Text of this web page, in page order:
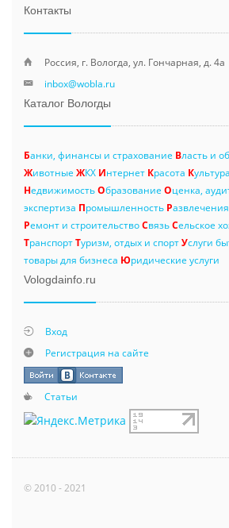
Контакты
Россия, г. Вологда, ул. Гончарная, д. 4а
inbox@wobla.ru
Каталог Вологды
Банки, финансы и страхование Власть и
Животные ЖКХ Интернет Красота Культура
НедвижимостьОбразование Оценка,
экспертиза Промышленность Развлечения
Ремонт и строительствоСвязьСельское
ТранспортТуризм, отдых и спортУслуги
товары для бизнеса Юридические услуги
Vologdainfo.ru
Вход
Регистрация на сайте
Статьи
© 2010 - 2021